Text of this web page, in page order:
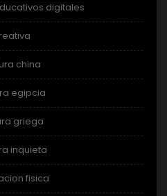
digitales
china
egipcia
griega
inquieta
fisica